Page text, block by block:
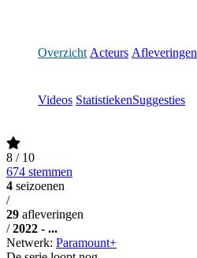
Overzicht Acteurs Afleveringen
Videos StatistiekenSuggesties
8 / 10
674 stemmen
4 seizoenen
/
29 afleveringen
/ 2022 - ...
Netwerk: Paramount+